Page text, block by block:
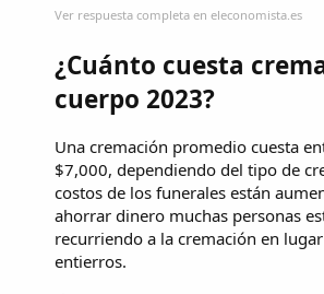
Ver respuesta completa en eleconomista.es
¿Cuánto cuesta
cuerpo 2023?
Una cremación promedio cuesta
$7,000, dependiendo del tipo de
costos de los funerales están
ahorrar dinero muchas personas
recurriendo a la cremación en
entierros.